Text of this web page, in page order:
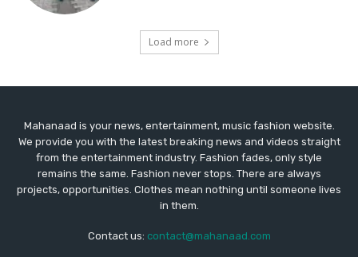
Mahanaad is your news, entertainment, music fashion website.
We provide you with the latest breaking news and videos straight
from the entertainment industry. Fashion fades, only style
remains the same. Fashion never stops. There are always
projects, opportunities. Clothes mean nothing until someone lives
in them.
Contact us: contact@mahanaad.com